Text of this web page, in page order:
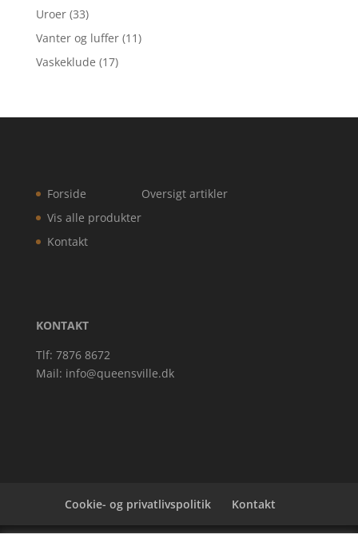
Uroer (33)
Vanter og luffer (11)
Vaskeklude (17)
Forside
Vis alle produkter
Kontakt
Oversigt artikler
KONTAKT
Tlf: 7876 8672
Mail: info@queensville.dk
Cookie- og privatlivspolitik Kontakt